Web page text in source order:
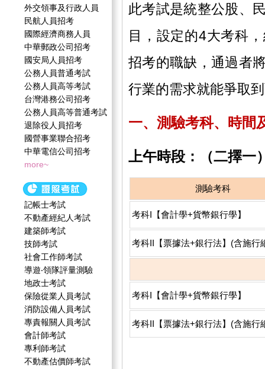
外交領事及行政人員
民航人員招考
國際經濟商務人員
中華郵政公司招考
國安局人員招考
公務人員普通考試
公務人員高等考試
台灣港務公司招考
公務人員高等普通考試
退除役人員招考
國營事業聯合招考
中華電信公司招考
more~
記帳士考試
不動產經紀人考試
建築師考試
技師考試
社會工作師‍考試
導遊‧領隊評量測驗
地政士考試
保險從業人員考試
消防設備人員考試
專責報關人員考試
會計師考試
專利師考試
不動產估價師考試
此考試是統整公股、
目，設定的4大考科
招考的職缺，通過者
行業的需求就能爭取
一、測驗考科、時間
上午時段：（二擇一
測驗考科
考科I【會計學+貨幣銀行學】
考科II【票據法+銀行法】(含施行
考科I【會計學+貨幣銀行學】
考科II【票據法+銀行法】(含施行